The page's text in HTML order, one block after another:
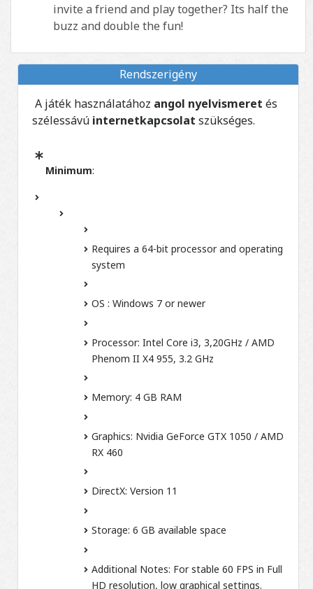
invite a friend and play together? Its half the
buzz and double the fun!
Rendszerigény
A játék használatához angol nyelvismeret és
szélessávú internetkapcsolat szükséges.
Minimum:
Requires a 64-bit processor and operating
system
OS : Windows 7 or newer
Processor: Intel Core i3, 3,20GHz / AMD
Phenom II X4 955, 3.2 GHz
Memory: 4 GB RAM
Graphics: Nvidia GeForce GTX 1050 / AMD
RX 460
DirectX: Version 11
Storage: 6 GB available space
Additional Notes: For stable 60 FPS in Full
HD resolution, low graphical settings.